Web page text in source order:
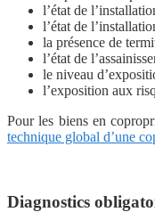
l’état de
l’état de
la présence de
l’état de
le niveau
l’exposition aux
Pour les biens en
technique global d’une
Diagnostics